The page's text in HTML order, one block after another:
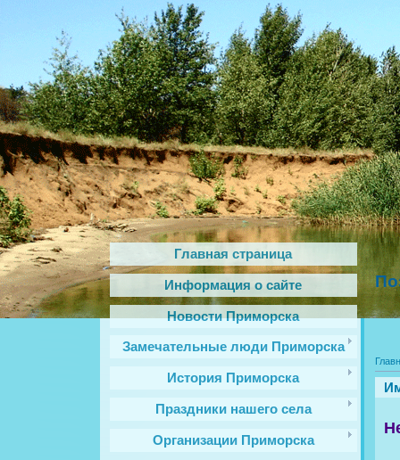
Главная страница
Информация о сайте
Новости Приморска
Замечательные люди Приморска
История Приморска
Праздники нашего села
Организации Приморска